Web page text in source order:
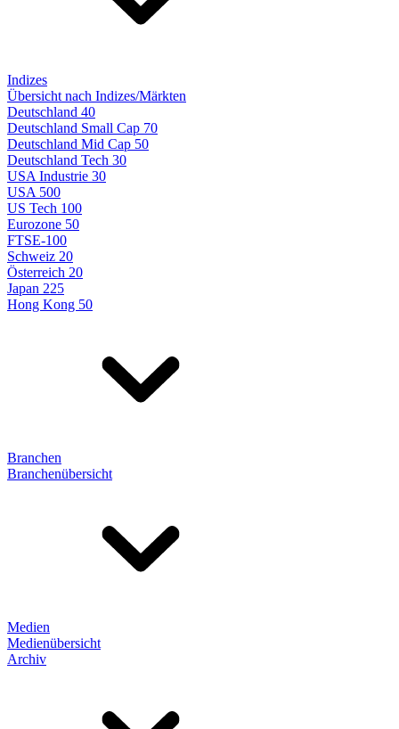
Indizes
Übersicht nach Indizes/Märkten
Deutschland 40
Deutschland Small Cap 70
Deutschland Mid Cap 50
Deutschland Tech 30
USA Industrie 30
USA 500
US Tech 100
Eurozone 50
FTSE-100
Schweiz 20
Österreich 20
Japan 225
Hong Kong 50
Branchen
Branchenübersicht
Medien
Medienübersicht
Archiv